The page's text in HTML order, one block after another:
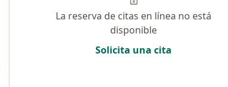
La reserva de citas en línea no está
disponible
Solicita una cita